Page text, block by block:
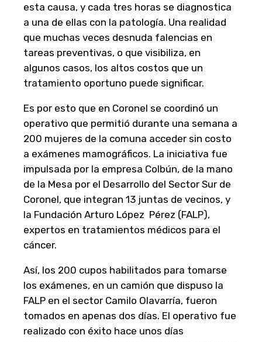
esta causa, y cada tres horas se diagnostica
a una de ellas con la patología. Una realidad
que muchas veces desnuda falencias en
tareas preventivas, o que visibiliza, en
algunos casos, los altos costos que un
tratamiento oportuno puede significar.
Es por esto que en Coronel se coordinó un
operativo que permitió durante una semana a
200 mujeres de la comuna acceder sin costo
a exámenes mamográficos. La iniciativa fue
impulsada por la empresa Colbún, de la mano
de la Mesa por el Desarrollo del Sector Sur de
Coronel, que integran 13 juntas de vecinos, y
la Fundación Arturo López Pérez (FALP),
expertos en tratamientos médicos para el
cáncer.
Así, los 200 cupos habilitados para tomarse
los exámenes, en un camión que dispuso la
FALP en el sector Camilo Olavarría, fueron
tomados en apenas dos días. El operativo fue
realizado con éxito hace unos días